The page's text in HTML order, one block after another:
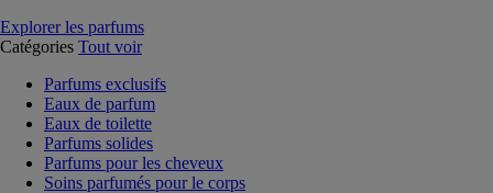
Explorer les parfums
Catégories Tout voir
Parfums exclusifs
Eaux de parfum
Eaux de toilette
Parfums solides
Parfums pour les cheveux
Soins parfumés pour le corps